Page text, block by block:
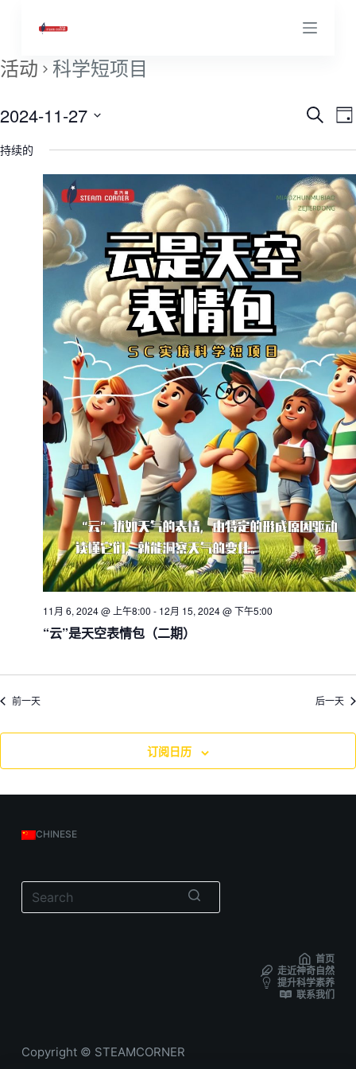
内
容
活动 科学短项目
活
搜
索
和
视
图
导
航
搜
D
y
2024-11-27
择
持续的
11月 6, 2024 @ 上午8:00 - 12月 15, 2024 @ 下午5:00
“云”是天空表情包（二期）
前一天 后一天
订阅日历
CHINESE
首页
走近神奇自然
提升科学素养
联系我们
Copyright © STEAMCORNER